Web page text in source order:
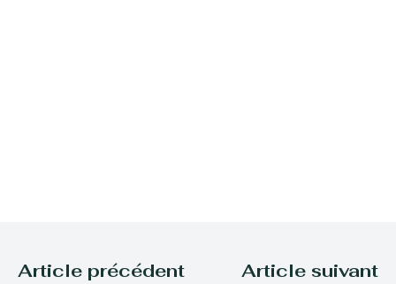
Article précédent Article suivant